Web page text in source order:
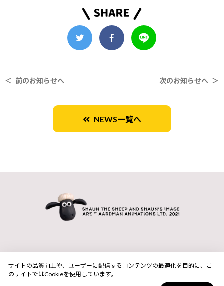
＜ 前のお知らせへ 次のお知らせへ ＞
NEWS一覧へ
サイトの品質向上や、ユーザーに配信するコンテンツの最適化を目的に、こ
のサイトではCookieを使用しています。